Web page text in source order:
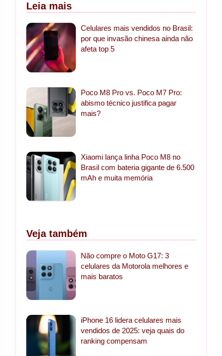
Leia mais
Celulares mais vendidos no Brasil:
por que invasão chinesa ainda não
afeta top 5
Poco M8 Pro vs. Poco M7 Pro:
abismo técnico justifica pagar
mais?
Xiaomi lança linha Poco M8 no
Brasil com bateria gigante de 6.500
mAh e muita memória
Veja também
Não compre o Moto G17: 3
celulares da Motorola melhores e
mais baratos
iPhone 16 lidera celulares mais
vendidos de 2025: veja quais do
ranking compensam